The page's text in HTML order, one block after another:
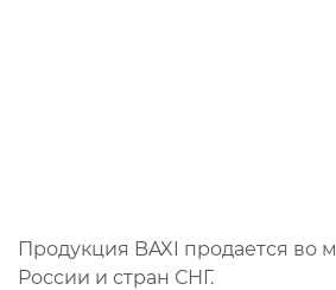
Продукция BAXI продается во
России и стран СНГ.